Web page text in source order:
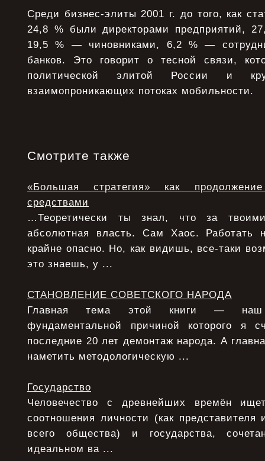
Среди бизнес-элиты 2001 г. до того, как
24,8 % были директорами предприятий,
19,5 % — чиновниками, 6,2 % —
банков. Это говорит о тесной связи,
политической элитой России и
взаимопроникающих потоках мобильности.
Смотрите также
«Большая стратегия» как
средствами
…Теоретически ты знал, что за
абсолютная власть. Сам Хаос. Работать
крайне опасно. Но, как видишь, все-таки
это знаешь, у ...
СТАНОВЛЕНИЕ СОВЕТСКОГО НАРОДА
Главная тема этой книги — наш
фундаментальной причиной которого я
последние 20 лет демонтаж народа. А
наметить методологическую ...
Государство
Человечество с древнейших времён
соотношения личности (как представителя
всего общества) и государства,
идеальном ва ...